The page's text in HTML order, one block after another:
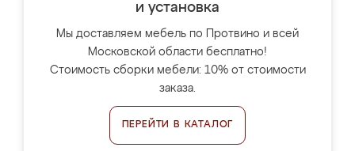
и установка
Мы доставляем мебель по Протвино и всей
Московской области бесплатно!
Стоимость сборки мебели: 10% от стоимости
заказа.
ПЕРЕЙТИ В КАТАЛОГ